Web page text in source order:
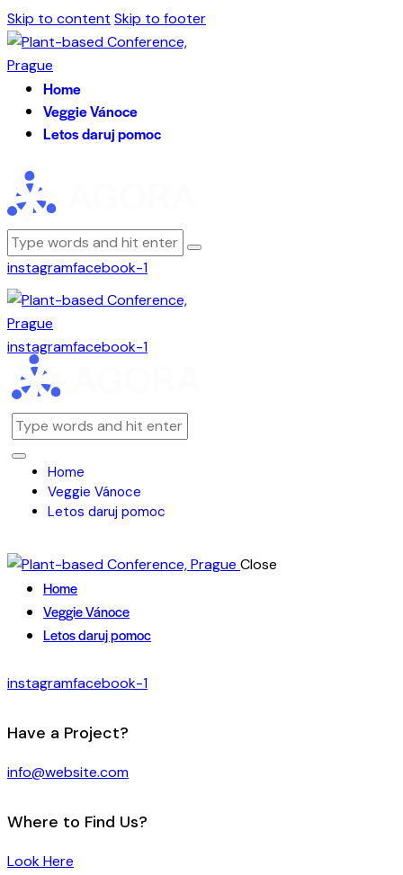
Skip to content Skip to footer
Home
Veggie Vánoce
Letos daruj pomoc
instagramfacebook-1
instagramfacebook-1
Home
Veggie Vánoce
Letos daruj pomoc
Close
Home
Veggie Vánoce
Letos daruj pomoc
instagramfacebook-1
Have a Project?
info@website.com
Where to Find Us?
Look Here